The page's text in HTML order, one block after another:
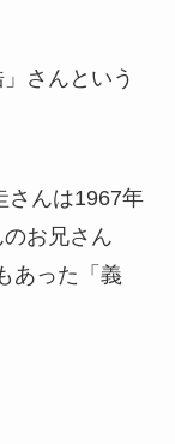
さんという
さんは1967年
お兄さん
あった「義